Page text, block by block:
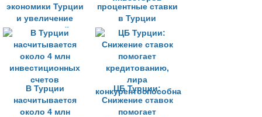
экономики Турции
и увеличение
инвестиций
процентные ставки
в Турции
подрывают
доверие
инвесторов
В Турции
насчитывается
около 4 млн
ЦБ Турции:
Снижение ставок
помогает